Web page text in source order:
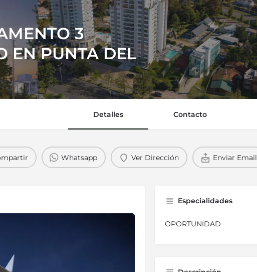
3
EN PUNTA DEL
Detalles Contacto
Whatsapp Ver Dirección Enviar Email
Especialidades
OPORTUNIDAD